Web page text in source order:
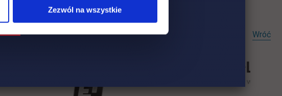
Zezwól na wszystkie
Wróć